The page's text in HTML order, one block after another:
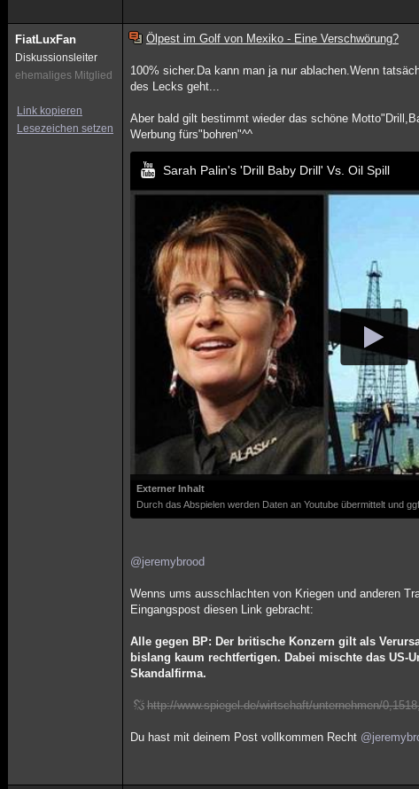
FiatLuxFan
Diskussionsleiter
ehemaliges Mitglied
Link kopieren
Lesezeichen setzen
Ölpest im Golf von Mexiko - Eine Verschwörung?
100% sicher.Da kann man ja nur ablachen.Wenn
des Lecks geht...
Aber bald gilt bestimmt wieder das schöne
Werbung fürs"bohren"^^
Sarah Palin's 'Drill Baby Drill' Vs. Oil Spill
Externer Inhalt
Durch das Abspielen werden Daten an Youtube übermittelt und
@jeremybrood
Wenns ums ausschlachten von Kriegen und anderen
Eingangspost diesen Link gebracht:
Alle gegen BP: Der britische Konzern gilt als
bislang kaum rechtfertigen. Dabei mischte das US-
Skandalfirma.
http://www.spiegel.de/wirtschaft/unternehmen/
Du hast mit deinem Post vollkommen Recht